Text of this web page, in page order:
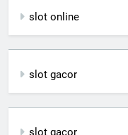
slot online
slot gacor
slot gacor